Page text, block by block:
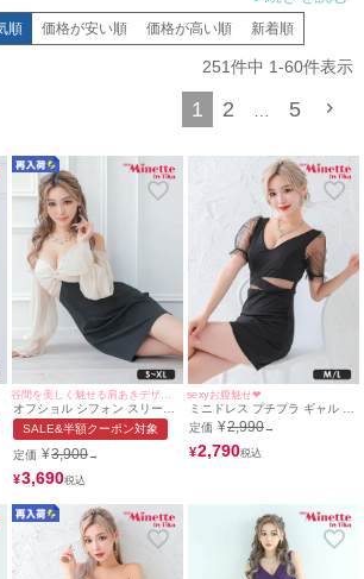
併せ持つ、変幻自在の着こなしが最大の魅力です。
アと多岐にわたる活躍で証明された彼女の着回し力
ッションアイコン！ myMinetteでは、普段のキャバ
はもちろん、
を豊富に取り揃えています。 せいせ
ています。彼女の着こなしを参考にすれば、あなたも
つつ、自分の魅力を最大限に引き出せること間違いな
順 価格が安い順 価格が高い順 新着順
251件中 1-60件表示
1 2 … 5
谷間を美しく魅せる肩あきデザイン！
オフショル シフォン スリーブ
タイト ミニドレス (せいせい着
用/S~XLサイズ対応)
myMinette | マイミネット
SALE&半額クーポン対象
定価 ¥3,900→
¥3,690
sexyお腹魅せ❤︎
ミニドレス プチプラ ギャル タ
イト セクシー 半袖 シアー袖
谷間 ウエストカット 黒 キャバ
ドレス (せいせい着用/M~Lサイ
ズ対応) | myMinette/マイミネ
定価 ¥2,990→
¥2,790